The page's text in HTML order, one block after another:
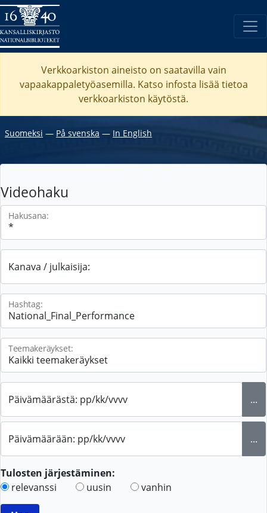
Verkkoarkiston aineisto on saatavilla vain
vapaakappaletyöasemilla. Katso infosta lisää tietoa
verkkoarkiston käytöstä.
Suomeksi ― På svenska ― In English
Videohaku
Hakusana:
Kanava / julkaisija:
Hashtag:
Teemakeräykset:
Päivämäärästä: pp/kk/vvvv ...
Päivämäärään: pp/kk/vvvv ...
Tulosten järjestäminen:
relevanssi
uusin vanhin